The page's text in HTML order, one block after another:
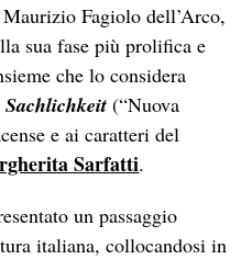
Fagiolo dell’Arco,
sua fase più prolifica e
che lo considera
Sachlichkeit (“Nuova
e ai caratteri del
Sarfatti.
un passaggio
italiana, collocandosi in